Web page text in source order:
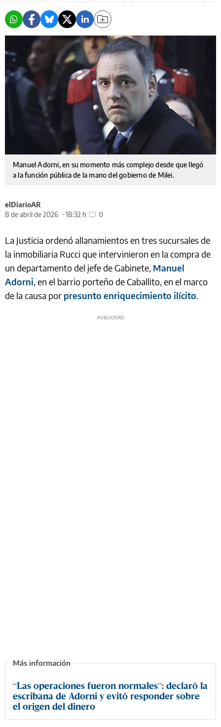
Manuel Adorni, en su momento más complejo desde que llegó
a la función pública de la mano del gobierno de Milei.
elDiarioAR
8 de abril de 2026
18:32 h 0
La Justicia ordenó allanamientos en tres sucursales de
la inmobiliaria Rucci que intervinieron en la compra de
un departamento del jefe de Gabinete, Manuel
Adorni, en el barrio porteño de Caballito, en el marco
de la causa por presunto enriquecimiento ilícito.
“Las operaciones fueron normales”: declaró la
escribana de Adorni y evitó responder sobre
el origen del dinero